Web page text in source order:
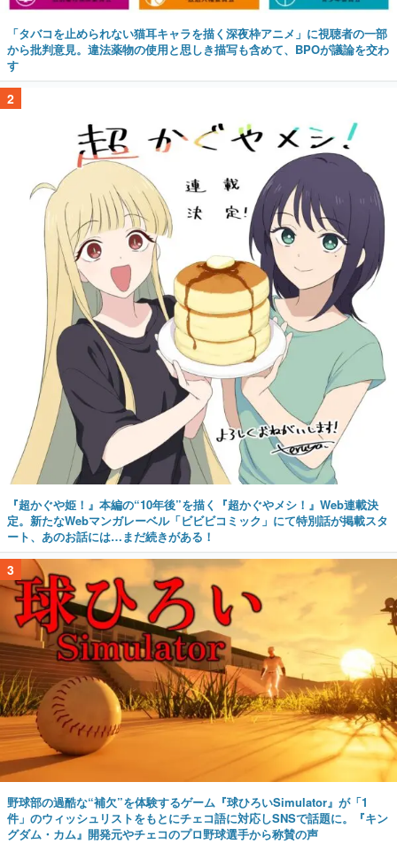
「タバコを止められない猫耳キャラを描く深夜枠アニメ」に視聴者の一部
から批判意見。違法薬物の使用と思しき描写も含めて、BPOが議論を交わ
す
2
『超かぐや姫！』本編の“10年後”を描く『超かぐやメシ！』Web連載決
定。新たなWebマンガレーベル「ビビビコミック」にて特別話が掲載スタ
ート、あのお話には…まだ続きがある！
3
野球部の過酷な“補欠”を体験するゲーム『球ひろいSimulator』が「1
件」のウィッシュリストをもとにチェコ語に対応しSNSで話題に。『キン
グダム・カム』開発元やチェコのプロ野球選手から称賛の声